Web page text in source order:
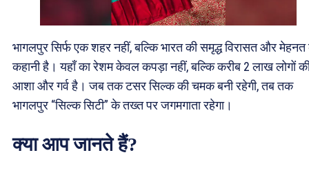
भागलपुर सिर्फ एक शहर नहीं, बल्कि भारत की समृद्ध विरासत और मेहनत
कहानी है। यहाँ का रेशम केवल कपड़ा नहीं, बल्कि करीब 2 लाख लोगों
आशा और गर्व है। जब तक टसर सिल्क की चमक बनी रहेगी, तब तक
भागलपुर “सिल्क सिटी” के तख्त पर जगमगाता रहेगा।
क्या आप जानते हैं?